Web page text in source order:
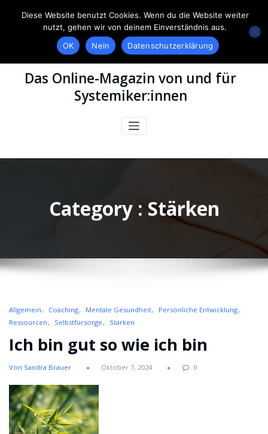
Das Online-Magazin von und für
Systemiker:innen
Category : Stärken
Allgemein Coaching Mentale Gesundheit
Persönliche Entwicklung
Ressourcen
Selbstfürsorge Stärken
Ich bin gut so wie ich bin
Von Sandra Brauer Oktober 7, 2024 0
Diese Website benutzt Cookies. Wenn du die Website weiter
nutzt, gehen wir von deinem Einverständnis aus.
OK
Nein Datenschutzerklärung